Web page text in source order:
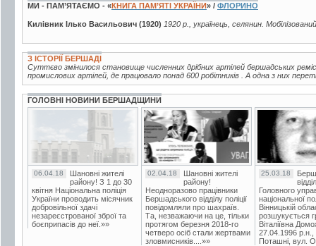
МИ - ПАМ’ЯТАЄМО - «КНИГА ПАМ’ЯТІ УКРАЇНИ» / ФЛОРИНО
Килівник Ілько Васильович (1920) 1920 р., українець, селянин.
З ІСТОРІЇ БЕРШАДІ
Суттєво змінилося становище численних дрібних артілей бершадських
промислових артілей, де працювало понад 600 робітників . А одна з них
ГОЛОВНІ НОВИНИ БЕРШАДЩИНИ
06.04.18
Шановні жителі
району! З 1 до 30
квітня Національна поліція
України проводить місячник
добровільної здачі
незареєстрованої зброї та
боєприпасів до неї.»»
02.04.18
Шановні жителі
району!
Неодноразово працівники
Бершадського відділу поліції
повідомляли про шахраїв.
Та, незважаючи на це, тільки
протягом березня 2018-го
четверо осіб стали жертвами
зловмисників....»»
25.03.18
Головного
національної
Вінницькій
розшукується
Віталіївна
27.04.1996 р.н.,
Поташні, вул.